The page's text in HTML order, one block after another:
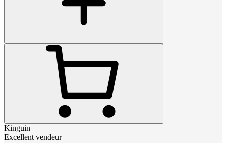
Kinguin
Excellent vendeur